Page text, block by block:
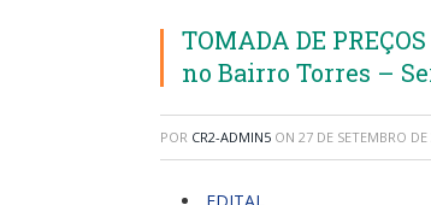
TOMADA DE
no Bairro Torres –
POR CR2-ADMIN5 ON 27 DE SETEMBRO DE